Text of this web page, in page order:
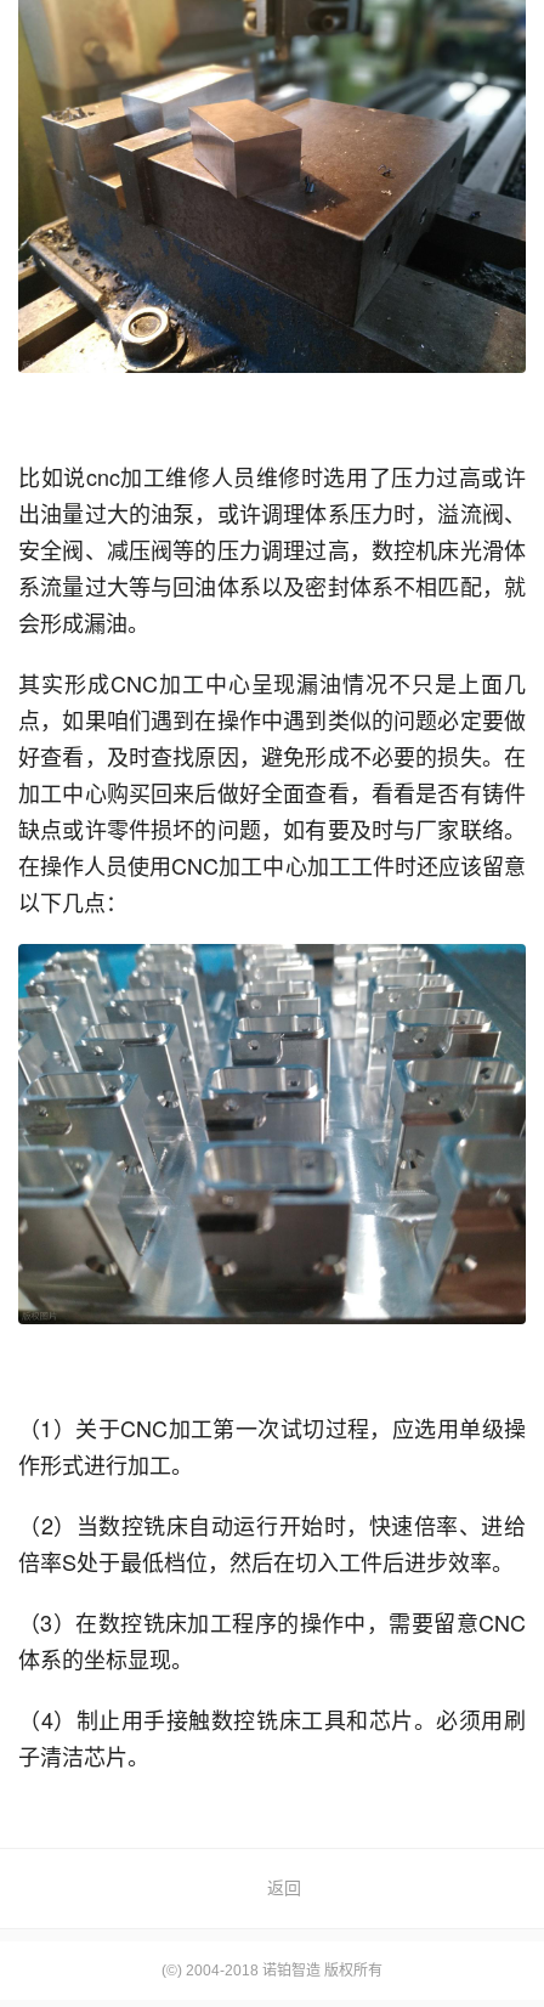
比如说cnc加工维修人员维修时选用了压力过高或许
出油量过大的油泵，或许调理体系压力时，溢流阀、
安全阀、减压阀等的压力调理过高，数控机床光滑体
系流量过大等与回油体系以及密封体系不相匹配，就
会形成漏油。
其实形成CNC加工中心呈现漏油情况不只是上面几
点，如果咱们遇到在操作中遇到类似的问题必定要做
好查看，及时查找原因，避免形成不必要的损失。在
加工中心购买回来后做好全面查看，看看是否有铸件
缺点或许零件损坏的问题，如有要及时与厂家联络。
在操作人员使用CNC加工中心加工工件时还应该留意
以下几点：
（1）关于CNC加工第一次试切过程，应选用单级操
作形式进行加工。
（2）当数控铣床自动运行开始时，快速倍率、进给
倍率S处于最低档位，然后在切入工件后进步效率。
（3）在数控铣床加工程序的操作中，需要留意CNC
体系的坐标显现。
（4）制止用手接触数控铣床工具和芯片。必须用刷
子清洁芯片。
返回
(©) 2004-2018 诺铂智造 版权所有